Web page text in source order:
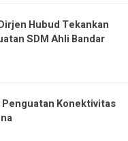
Hubud Tekankan
SDM Ahli Bandar
Konektivitas